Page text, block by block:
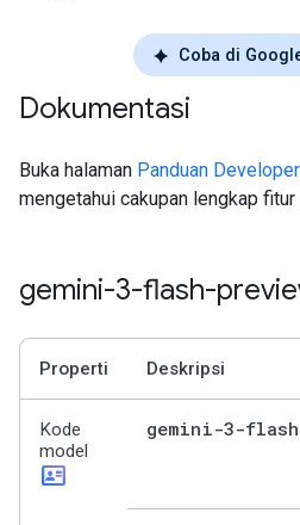
Coba di
Dokumentasi
Buka halaman Panduan
mengetahui cakupan lengkap fitur
gemini-3-flash-
Properti Deskripsi
Kode
model
id_card
gemini-3-